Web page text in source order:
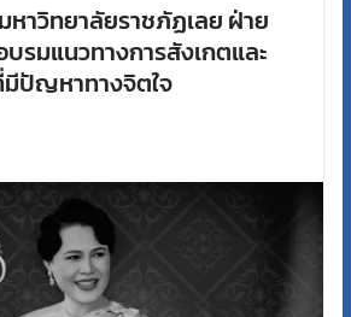
หาวิทยาลัยราชภัฏเลย ฝ่าย
บรมแนวทางการสังเกตและ
มีปัญหาทางจิตใจ